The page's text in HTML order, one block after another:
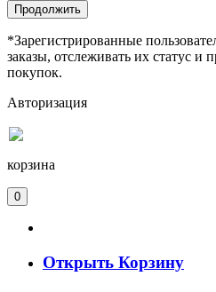
Продолжить
*Зарегистрированные
заказы, отслеживать их статус и
покупок.
Авторизация
корзина
0
Открыть Корзину